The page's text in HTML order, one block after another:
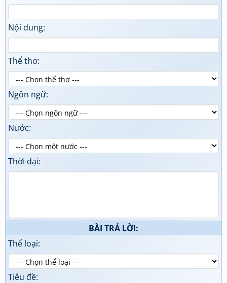
Nội dung:
Thể thơ:
Ngôn ngữ:
Nước:
Thời đại:
BÀI TRẢ LỜI:
Thể loại:
Tiêu đề: